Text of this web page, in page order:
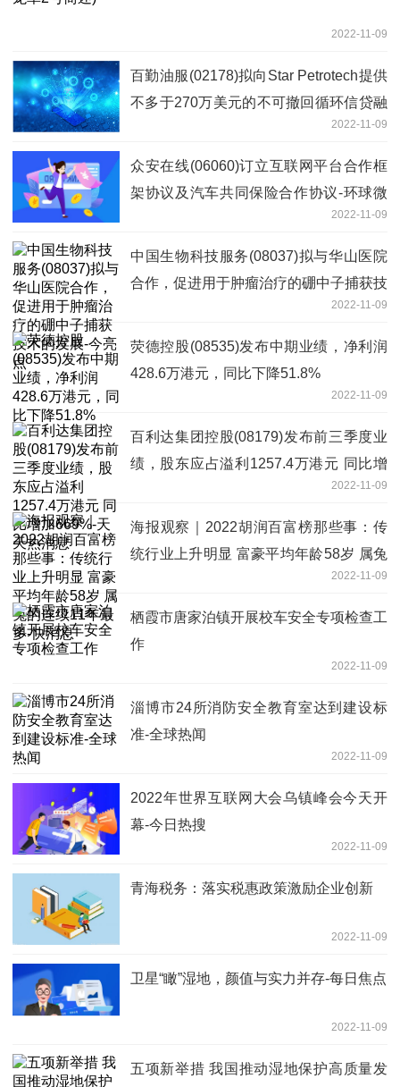
2022-11-09
百勤油服(02178)拟向Star Petrotech提供
不多于270万美元的不可撤回循环信贷融
2022-11-09
众安在线(06060)订立互联网平台合作框
架协议及汽车共同保险合作协议-环球微
2022-11-09
中国生物科技服务(08037)拟与华山医院
合作，促进用于肿瘤治疗的硼中子捕获技
2022-11-09
荧德控股(08535)发布中期业绩，净利润
428.6万港元，同比下降51.8%
2022-11-09
百利达集团控股(08179)发布前三季度业
绩，股东应占溢利1257.4万港元 同比增
2022-11-09
海报观察｜2022胡润百富榜那些事：传
统行业上升明显 富豪平均年龄58岁 属兔
2022-11-09
栖霞市唐家泊镇开展校车安全专项检查工
作
2022-11-09
淄博市24所消防安全教育室达到建设标
准-全球热闻
2022-11-09
2022年世界互联网大会乌镇峰会今天开
幕-今日热搜
2022-11-09
青海税务：落实税惠政策激励企业创新
2022-11-09
卫星“瞰”湿地，颜值与实力并存-每日焦点
2022-11-09
五项新举措 我国推动湿地保护高质量发